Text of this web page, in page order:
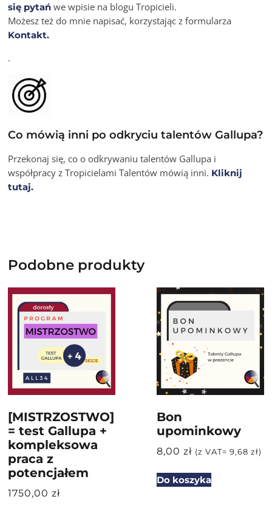
się pytań we wpisie na blogu Tropicieli.
Możesz też do mnie napisać, korzystając z formularza
Kontakt.
.
Co mówią inni po odkryciu talentów Gallupa?
Przekonaj się, co o odkrywaniu talentów Gallupa i
współpracy z Tropicielami Talentów mówią inni. Kliknij
tutaj.
Podobne produkty
[MISTRZOSTWO]
= test Gallupa +
kompleksowa
praca z
potencjałem
1750,00zł
Bon
upominkowy
8,00zł (z VAT=9,68zł)
Do koszyka